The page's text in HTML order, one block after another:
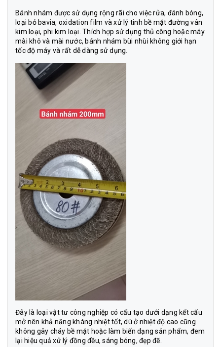
Bánh nhám được sử dụng rộng rãi cho việc rửa, đánh bóng,
loại bỏ bavia, oxidation film và xử lý tinh bề mặt đường vân
kim loại, phi kim loại. Thích hợp sử dụng thủ công hoặc máy
mài khô và mài nước, bánh nhám bùi nhùi không giới hạn
tốc độ máy và rất dễ dàng sử dụng.
Đây là loại vật tư công nghiệp có cấu tạo dưới dạng kết cấu
mở nên khả năng kháng nhiệt tốt, dù ở nhiệt độ cao cũng
không gây cháy bề mặt hoặc làm biến dạng sản phẩm, đem
lại hiệu quả xử lý đồng đều, sáng bóng, đẹp đẽ.